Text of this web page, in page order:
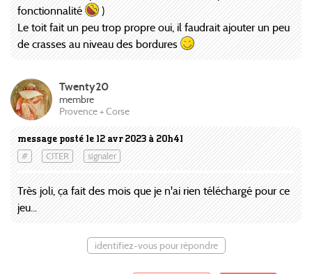
fonctionnalité
)
Le toit fait un peu trop propre oui, il faudrait ajouter un peu
de crasses au niveau des bordures
message posté le 12 avr 2023 à 20h41
# CITER signaler
Twenty20
membre
Provence + Corse
Très joli, ça fait des mois que je n'ai rien téléchargé pour ce
jeu...
identifiez-vous pour répondre